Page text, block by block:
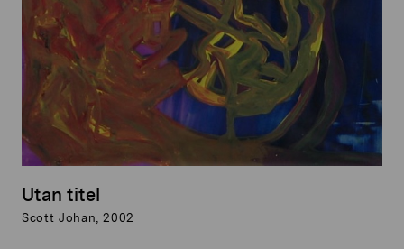
Utan titel
Scott Johan, 2002